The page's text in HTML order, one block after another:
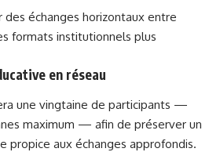
des échanges horizontaux entre
formats institutionnels plus
en réseau
une vingtaine de participants —
maximum — afin de préserver un
propice aux échanges approfondis.